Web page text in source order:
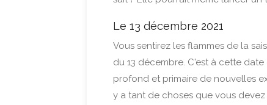
Le 13 décembre 2021
Vous sentirez les flammes de la
du 13 décembre. C'est à cette
profond et primaire de nouvelles
y a tant de choses que vous